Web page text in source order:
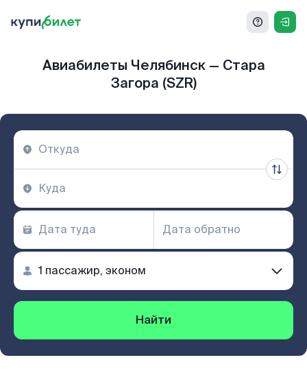
Авиабилеты Челябинск — Стара
Загора (SZR)
Найти